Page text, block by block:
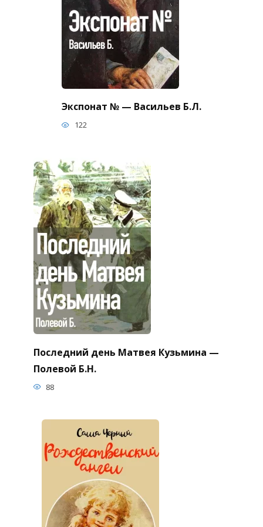
Экспонат № — Васильев Б.Л.
122
Последний день Матвея Кузьмина —
Полевой Б.Н.
88